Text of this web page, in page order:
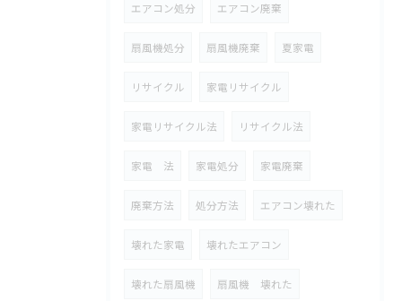
エアコン処分 エアコン廃棄
扇風機処分 扇風機廃棄 夏家電
リサイクル 家電リサイクル
家電リサイクル法 リサイクル法
家電 法 家電処分 家電廃棄
廃棄方法 処分方法 エアコン壊れた
壊れた家電 壊れたエアコン
壊れた扇風機 扇風機 壊れた